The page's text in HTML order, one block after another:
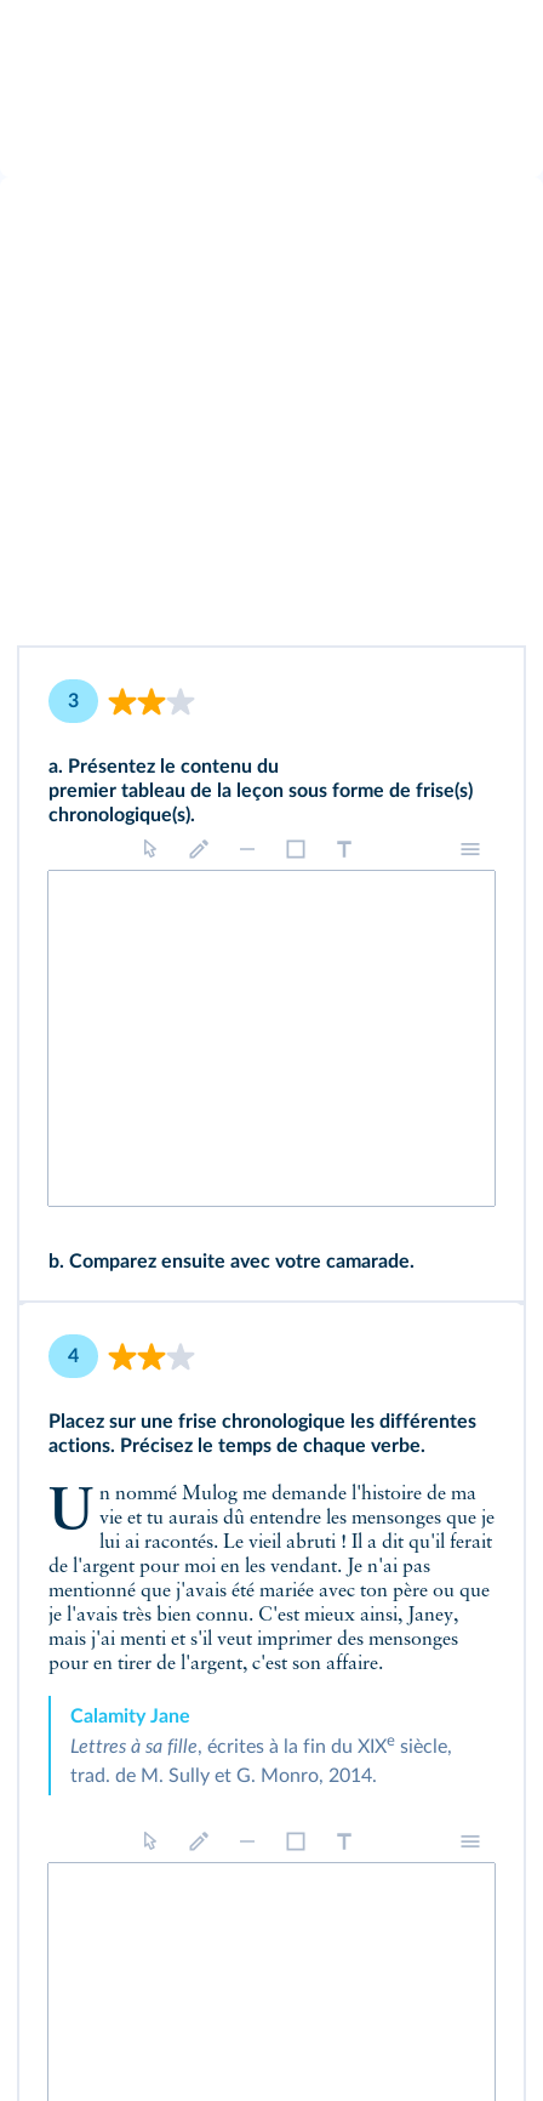
3
a. Présentez le contenu du
premier tableau de la leçon sous forme de frise(s)
chronologique(s).
b. Comparez ensuite avec votre camarade.
4
Placez sur une frise chronologique les différentes
actions. Précisez le temps de chaque verbe.
Un nommé Mulog me demande l'histoire de ma vie et tu aurais dû entendre les mensonges que je
lui ai racontés. Le vieil abruti ! Il a dit qu'il ferait
de l'argent pour moi en les vendant. Je n'ai pas
mentionné que j'avais été mariée avec ton père ou que
je l'avais très bien connu. C'est mieux ainsi, Janey,
mais j'ai menti et s'il veut imprimer des mensonges
pour en tirer de l'argent, c'est son affaire.
Calamity Jane
Lettres à sa fille, écrites à la fin du XIXe siècle,
trad. de M. Sully et G. Monro, 2014.